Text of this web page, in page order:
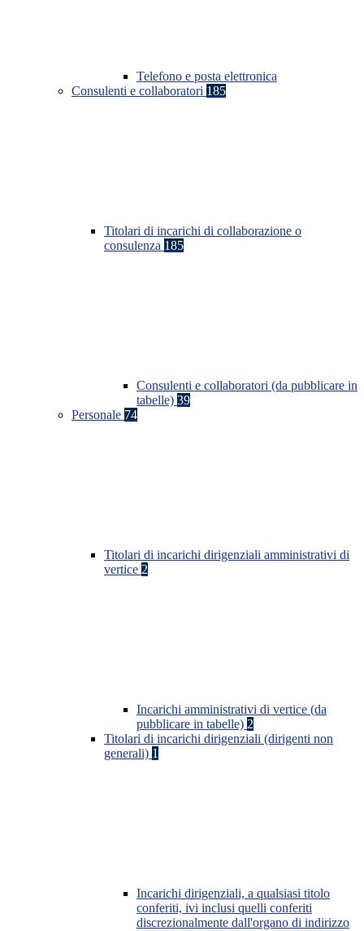
Telefono e posta elettronica
Consulenti e collaboratori 185
Titolari di incarichi di collaborazione o
consulenza 185
Consulenti e collaboratori (da pubblicare in
tabelle) 39
Personale 74
Titolari di incarichi dirigenziali amministrativi di
vertice 2
Incarichi amministrativi di vertice (da
pubblicare in tabelle) 2
Titolari di incarichi dirigenziali (dirigenti non
generali) 1
Incarichi dirigenziali, a qualsiasi titolo
conferiti, ivi inclusi quelli conferiti
discrezionalmente dall'organo di indirizzo